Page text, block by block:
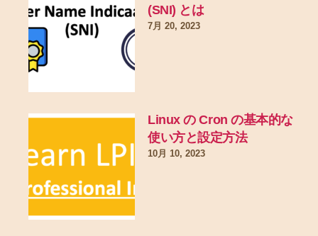
(SNI) とは
7月 20, 2023
Linux の Cron の基本的な
使い方と設定方法
10月 10, 2023